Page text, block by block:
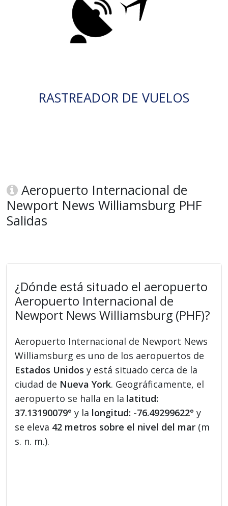
RASTREADOR DE VUELOS
Aeropuerto Internacional de
Newport News Williamsburg PHF
Salidas
¿Dónde está situado el aeropuerto
Aeropuerto Internacional de
Newport News Williamsburg (PHF)?
Aeropuerto Internacional de Newport News
Williamsburg es uno de los aeropuertos de
Estados Unidos y está situado cerca de la
ciudad de Nueva York. Geográficamente, el
aeropuerto se halla en la latitud:
37.13190079° y la longitud: -76.49299622° y
se eleva 42 metros sobre el nivel del mar (m
s. n. m.).